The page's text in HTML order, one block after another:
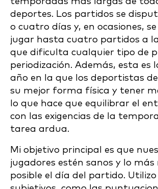
deportes. Los partidos se
o cuatro días y, en ocasiones,
jugar hasta cuatro partidos a
que dificulta cualquier tipo de
periodización. Además, esta es
año en la que los deportistas
su mejor forma física y tener
lo que hace que equilibrar el
con las exigencias de la
tarea ardua.
Mi objetivo principal es que
jugadores estén sanos y lo más
posible el día del partido.